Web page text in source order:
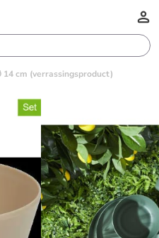
cm (verrassingsproduct)